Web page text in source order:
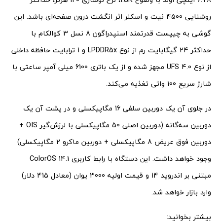
روشنایی 4500 نیت و اسکنر اثر انگشت درون صفحه‌ای باشد. این
گوشی به چیپست قدرتمند اسنپدراگون 8 نسل 3 کوالکام با
حداکثر 24 گیگابایت رم از نوع LPDDR5x و 1 ترابایت حافظه داخلی
از نوع UFS 4.0 مجهز شده و از یک باتری 6100 میلی آمپر ساعتی با
شارژ سریع 100 واتی تغذیه می‌کند.
در جلوی آن یک دوربین سلفی 16 مگاپیکسلی و در پشت آن یک
دوربین سه‌گانه (دوربین اصلی 50 مگاپیکسلی با لرزش‌گیر OIS +
دوربین فوق عریض 8 مگاپیکسلی + دوربین ماکرو 2 مگاپیکسلی)
وجود خواهد داشت. این دستگاه با رابط کاربری ColorOS 14.1
مبتنی بر اندروید 14 و قیمت اولیه 3000 یوان (معادل 415 دلار)
وارد بازار خواهد شد.
بیشتر بخوانید: